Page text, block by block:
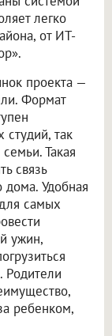
легко
от ИТ-
проекта —
Формат
так
Такая
связь
Удобная
самых
ужин,
ребенком,